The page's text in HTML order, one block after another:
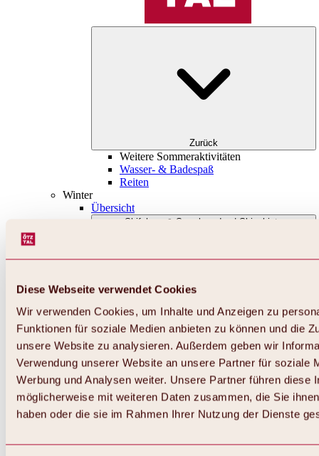
Diese Webseite verwendet Cookies
Wir verwenden Cookies, um Inhalte und Anzeigen zu
Funktionen für soziale Medien anbieten zu können und die
unsere Website zu analysieren. Außerdem geben wir
Verwendung unserer Website an unsere Partner für soziale
Werbung und Analysen weiter. Unsere Partner führen diese
möglicherweise mit weiteren Daten zusammen, die Sie
haben oder die sie im Rahmen Ihrer Nutzung der Dienste
Zurück
Weitere Sommeraktivitäten
Wasser- & Badespaß
Reiten
Winter
Übersicht
Skifahren & Snowboarden | Skigebiete